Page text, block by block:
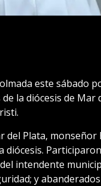
este sábado
la diócesis de Mar
del Plata, monseñor
diócesis.
intendente
y